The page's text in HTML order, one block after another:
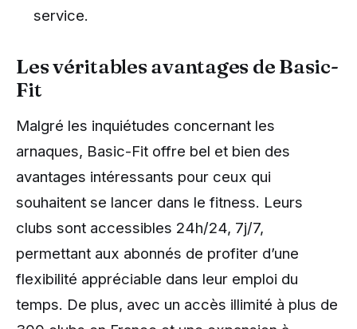
service.
Les véritables avantages de Basic-
Fit
Malgré les inquiétudes concernant les
arnaques, Basic-Fit offre bel et bien des
avantages intéressants pour ceux qui
souhaitent se lancer dans le fitness. Leurs
clubs sont accessibles 24h/24, 7j/7,
permettant aux abonnés de profiter d’une
flexibilité appréciable dans leur emploi du
temps. De plus, avec un accès illimité à plus de